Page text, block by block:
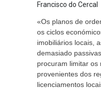
Francisco do Cercal
«Os planos de
os ciclos
imobiliários locais,
demasiado
procuram limitar os
provenientes dos
licenciamentos